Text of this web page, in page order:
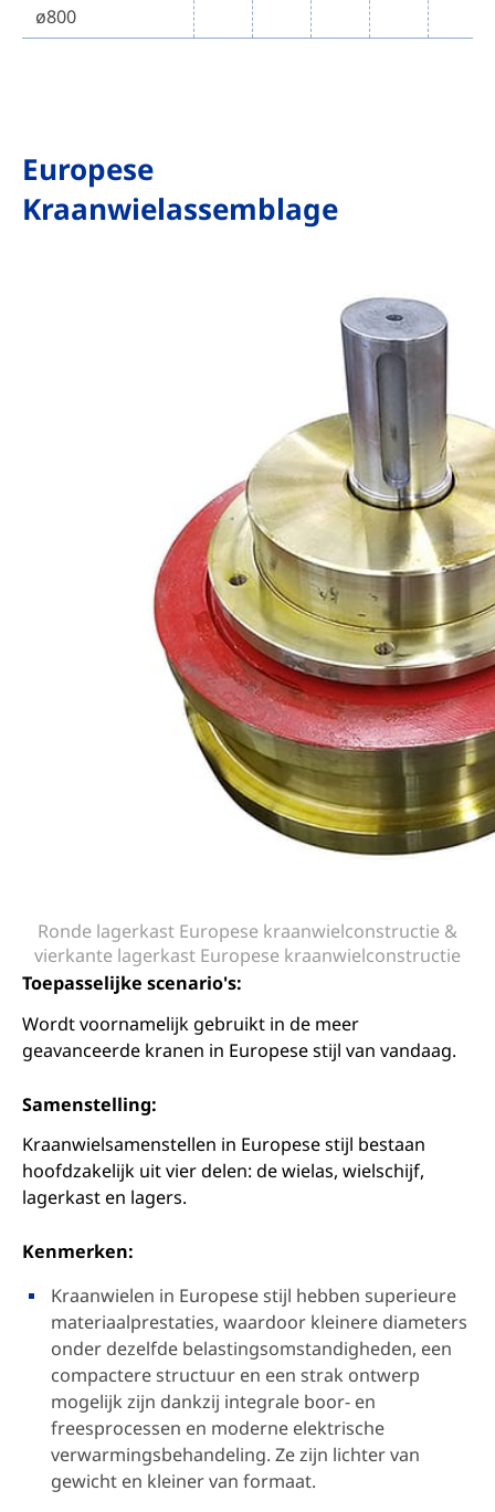
ø800
Europese
Kraanwielassemblage
Ronde lagerkast Europese kraanwielconstructie &
vierkante lagerkast Europese kraanwielconstructie
Toepasselijke scenario's:
Wordt voornamelijk gebruikt in de meer
geavanceerde kranen in Europese stijl van vandaag.
Samenstelling:
Kraanwielsamenstellen in Europese stijl bestaan
hoofdzakelijk uit vier delen: de wielas, wielschijf,
lagerkast en lagers.
Kenmerken:
Kraanwielen in Europese stijl hebben superieure
materiaalprestaties, waardoor kleinere diameters
onder dezelfde belastingsomstandigheden, een
compactere structuur en een strak ontwerp
mogelijk zijn dankzij integrale boor- en
freesprocessen en moderne elektrische
verwarmingsbehandeling. Ze zijn lichter van
gewicht en kleiner van formaat.